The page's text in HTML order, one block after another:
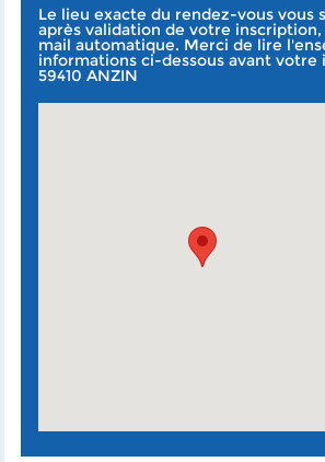
Le lieu exacte du rendez-vous vous
après validation de votre
mail automatique. Merci de lire
informations ci-dessous avant votre
59410 ANZIN